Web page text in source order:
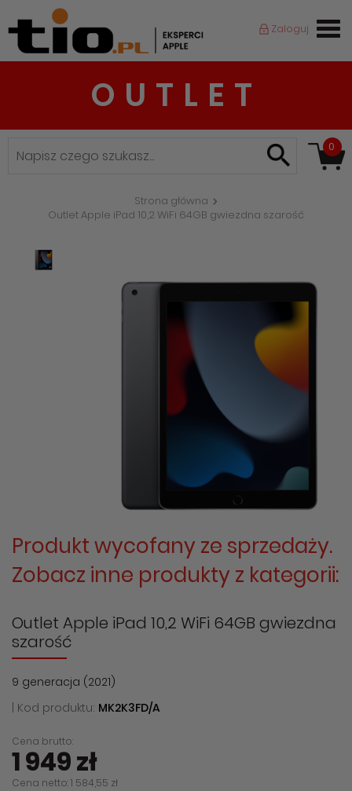
OUTLET
Zaloguj
0
Strona główna
Outlet Apple iPad 10,2 WiFi 64GB gwiezdna szarość
Produkt wycofany ze sprzedaży.
Zobacz inne produkty z kategorii:
Outlet Apple iPad 10,2 WiFi 64GB gwiezdna
szarość
9 generacja (2021)
| Kod produktu: MK2K3FD/A
Cena brutto:
1 949 zł
Cena netto: 1 584,55 zł